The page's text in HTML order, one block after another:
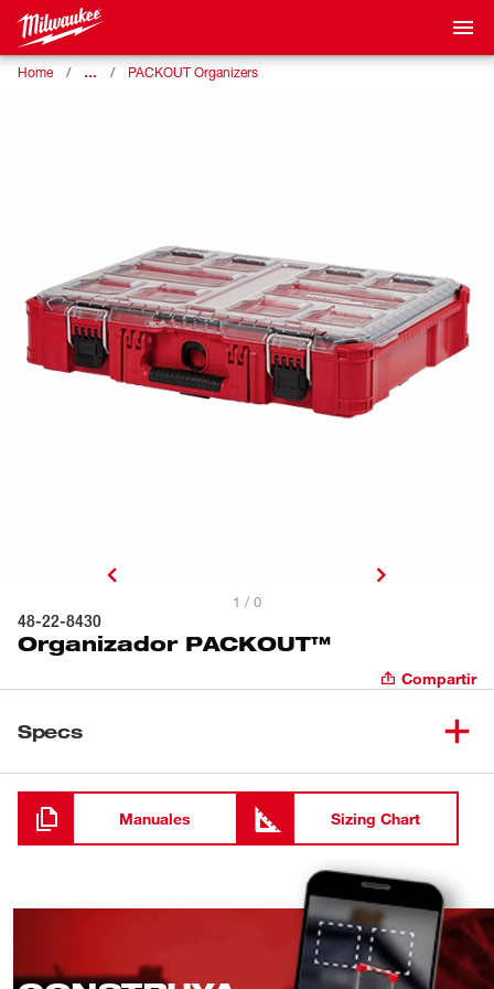
Home … PACKOUT Organizers
1 / 0
48-22-8430
Organizador PACKOUT™
Compartir
Specs
Cargando
Manuales Sizing Chart